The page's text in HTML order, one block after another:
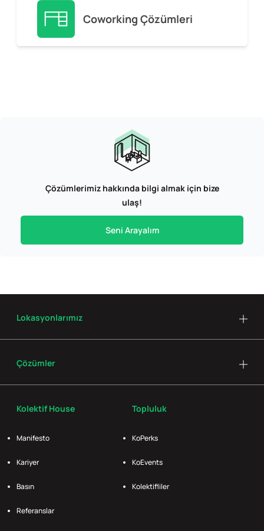
Coworking Çözümleri
Çözümlerimiz hakkında bilgi almak için bize
ulaş!
Seni Arayalım
Kolektif House
Manifesto
Kariyer
Basın
Referanslar
Topluluk
KoPerks
KoEvents
Kolektifliler
Lokasyonlarımız
Çözümler